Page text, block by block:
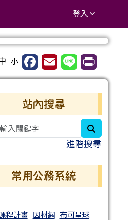
登入
小
書要推薦學校圖書館購買，我
邊區域內容
站內搜尋
進階搜尋
常用公務系統
程計畫 因材網 布可星球